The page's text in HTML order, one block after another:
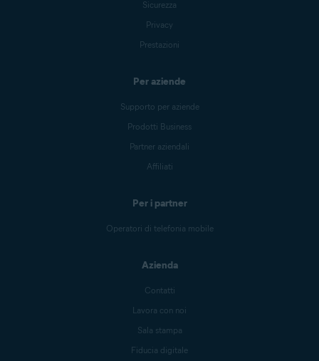
Sicurezza
Privacy
Prestazioni
Per aziende
Supporto per aziende
Prodotti Business
Partner aziendali
Affiliati
Per i partner
Operatori di telefonia mobile
Azienda
Contatti
Lavora con noi
Sala stampa
Fiducia digitale